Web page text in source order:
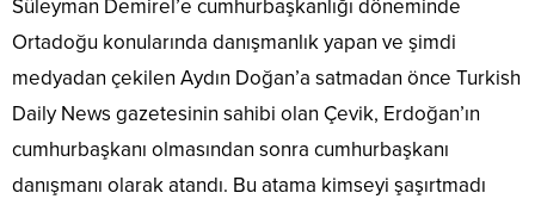
Süleyman Demirel’e cumhurbaşkanlığı döneminde
Ortadoğu konularında danışmanlık yapan ve şimdi
medyadan çekilen Aydın Doğan’a satmadan önce Turkish
Daily News gazetesinin sahibi olan Çevik, Erdoğan’ın
cumhurbaşkanı olmasından sonra cumhurbaşkanı
danışmanı olarak atandı. Bu atama kimseyi şaşırtmadı